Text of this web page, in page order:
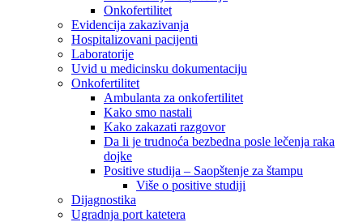
Onkofertilitet
Evidencija zakazivanja
Hospitalizovani pacijenti
Laboratorije
Uvid u medicinsku dokumentaciju
Onkofertilitet
Ambulanta za onkofertilitet
Kako smo nastali
Kako zakazati razgovor
Da li je trudnoća bezbedna posle lečenja raka
dojke
Positive studija – Saopštenje za štampu
Više o positive studiji
Dijagnostika
Ugradnja port katetera